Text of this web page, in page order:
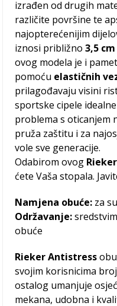
izrađen od drugih
različite površine te
najopterećenijim
iznosi približno3,5 cm
ovog modela je i
pomoću elastičnih
prilagođavaju visini
sportske cipele
problema s oticanjem
pruža zaštitu i za
vole sve generacije.
Odabirom ovog
ćete Vaša stopala.
Namjena obuće: za
Održavanje:
obuće
Rieker Antistress
svojim korisnicima
ostalog umanjuje
mekana, udobna i